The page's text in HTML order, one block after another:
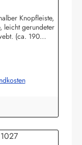
Knopfleiste,
leicht gerundeter
(ca. 190